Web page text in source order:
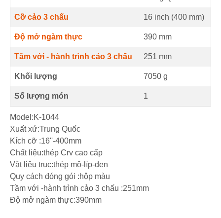
Cỡ cảo 3 chấu 16 inch (400 mm)
Độ mở ngàm thực 390 mm
Tầm với - hành trình cảo 3 chấu 251 mm
Khối lượng 7050 g
Số lượng món 1
Model:K-1044
Xuất xứ:Trung Quốc
Kích cỡ :16''-400mm
Chất liệu:thép Crv cao cấp
Vật liệu trục:thép mô-líp-đen
Quy cách đóng gói :hộp màu
Tầm với -hành trình cảo 3 chấu :251mm
Độ mở ngàm thực:390mm